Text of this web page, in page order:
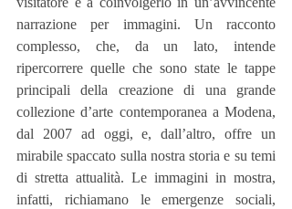
narrazione per immagini. Un racconto
complesso, che, da un lato, intende
ripercorrere quelle che sono state le tappe
principali della creazione di una grande
collezione d’arte contemporanea a Modena,
dal 2007 ad oggi, e, dall’altro, offre un
mirabile spaccato sulla nostra storia e su temi
di stretta attualità. Le immagini in mostra,
infatti, richiamano le emergenze sociali,